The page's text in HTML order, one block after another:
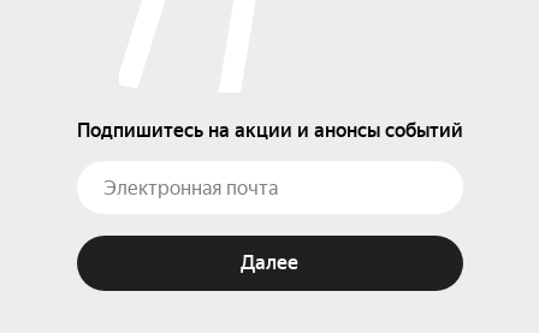
Подпишитесь на акции и анонсы событий
Далее